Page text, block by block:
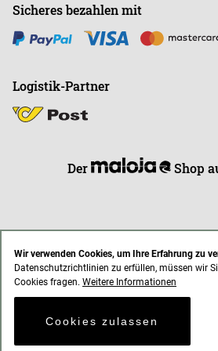
Wir verwenden Cookies, um Ihre Erfahrung zu
Datenschutzrichtlinien zu erfüllen, müssen wir
Cookies fragen. Weitere Informationen
Cookies zulassen
Sicheres bezahlen mit
Logistik-Partner
Der Shop
AGB Impressum
* Alle Preise inkl. gesetzl.
© 2021 endless-riding.at. All